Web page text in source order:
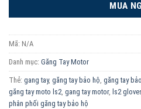
MUA
Mã: N/A
Danh mục: Găng Tay Motor
Thẻ: gang tay, găng tay bảo hộ, găng tay
găng tay moto ls2, gang tay motor, ls2
phân phối găng tay bảo hộ